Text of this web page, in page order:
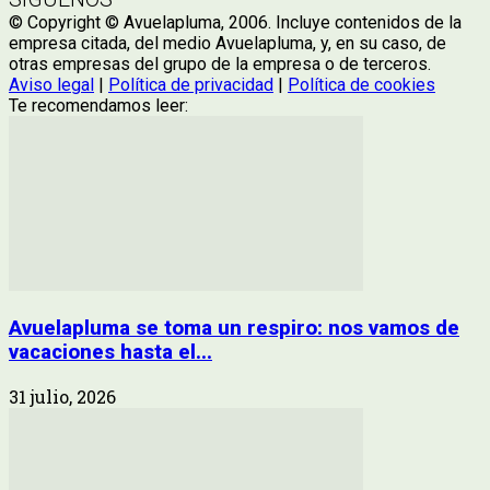
© Copyright © Avuelapluma, 2006. Incluye contenidos de la
empresa citada, del medio Avuelapluma, y, en su caso, de
otras empresas del grupo de la empresa o de terceros.
Aviso legal
Política de privacidad
Política de cookies
Te recomendamos leer:
Avuelapluma se toma un respiro: nos vamos de
vacaciones hasta el...
31 julio, 2026